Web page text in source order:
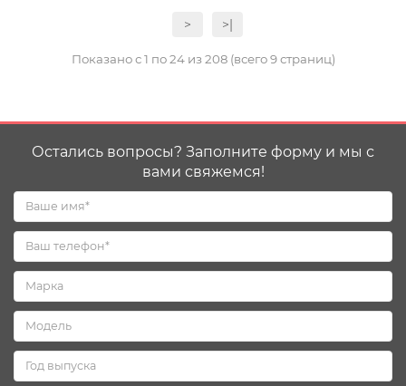
> >|
Показано с 1 по 24 из 208 (всего 9 страниц)
Остались вопросы? Заполните форму и мы с
вами свяжемся!